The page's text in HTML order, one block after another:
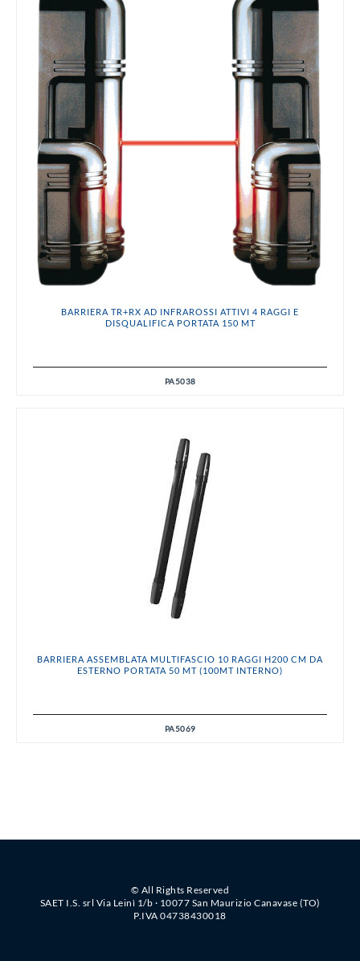
BARRIERA TR+RX AD INFRAROSSI ATTIVI 4 RAGGI E
DISQUALIFICA PORTATA 150 MT
PA5038
BARRIERA ASSEMBLATA MULTIFASCIO 10 RAGGI H200 CM DA
ESTERNO PORTATA 50 MT (100MT INTERNO)
PA5069
© All Rights Reserved
SAET I.S. srl Via Leinì 1/b · 10077 San Maurizio Canavase (TO)
P.IVA 04738430018